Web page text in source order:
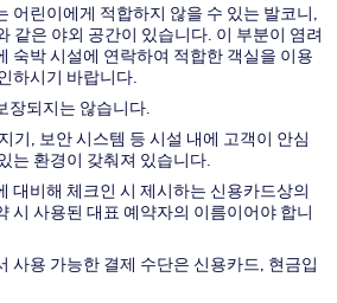
어린이에게 적합하지 않을 수 있는 발코니,
같은 야외 공간이 있습니다. 이 부분이 염려
숙박 시설에 연락하여 적합한 객실을 이용
하시기 바랍니다.
장되지는 않습니다.
기, 보안 시스템 등 시설 내에 고객이 안심
는 환경이 갖춰져 있습니다.
대비해 체크인 시 제시하는 신용카드상의
시 사용된 대표 예약자의 이름이어야 합니
사용 가능한 결제 수단은 신용카드, 현금입